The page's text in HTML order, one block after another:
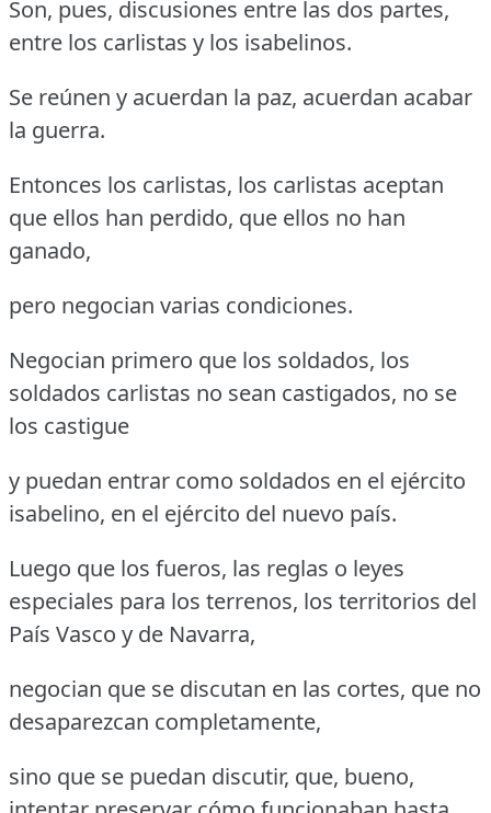
Son, pues, discusiones entre las dos partes,
entre los carlistas y los isabelinos.
Se reúnen y acuerdan la paz, acuerdan acabar
la guerra.
Entonces los carlistas, los carlistas aceptan
que ellos han perdido, que ellos no han
ganado,
pero negocian varias condiciones.
Negocian primero que los soldados, los
soldados carlistas no sean castigados, no se
los castigue
y puedan entrar como soldados en el ejército
isabelino, en el ejército del nuevo país.
Luego que los fueros, las reglas o leyes
especiales para los terrenos, los territorios del
País Vasco y de Navarra,
negocian que se discutan en las cortes, que no
desaparezcan completamente,
sino que se puedan discutir, que, bueno,